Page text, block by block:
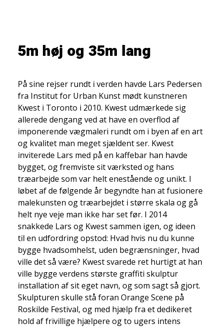
5m høj og 35m lang
På sine rejser rundt i verden havde Lars Pedersen
fra Institut for Urban Kunst mødt kunstneren
Kwest i Toronto i 2010. Kwest udmærkede sig
allerede dengang ved at have en overflod af
imponerende vægmaleri rundt om i byen af en art
og kvalitet man meget sjældent ser. Kwest
inviterede Lars med på en kaffebar han havde
bygget, og fremviste sit værksted og hans
træarbejde som var helt enestående og unikt. I
løbet af de følgende år begyndte han at fusionere
malekunsten og træarbejdet i større skala og gå
helt nye veje man ikke har set før. I 2014
snakkede Lars og Kwest sammen igen, og ideen
til en udfordring opstod: Hvad hvis nu du kunne
bygge hvadsomhelst, uden begrænsninger, hvad
ville det så være? Kwest svarede ret hurtigt at han
ville bygge verdens største graffiti skulptur
installation af sit eget navn, og som sagt så gjort.
Skulpturen skulle stå foran Orange Scene på
Roskilde Festival, og med hjælp fra et dedikeret
hold af frivillige hjælpere og to ugers intens